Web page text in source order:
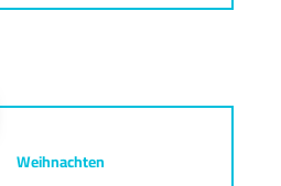
Weihnachten